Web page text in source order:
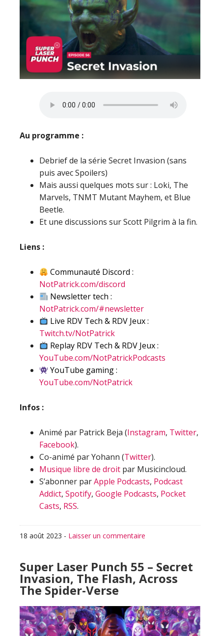
Au programme :
Debrief de la série Secret Invasion (sans
puis avec Spoilers)
Mais aussi quelques mots sur : Loki, The
Marvels, TNMT Mutant Mayhem, et Blue
Beetle.
Et une discussions sur Scott Pilgrim à la fin.
Liens :
Communauté Discord :
NotPatrick.com/discord
Newsletter tech :
NotPatrick.com/#newsletter
Live RDV Tech & RDV Jeux :
Twitch.tv/NotPatrick
Replay RDV Tech & RDV Jeux :
YouTube.com/NotPatrickPodcasts
YouTube gaming :
YouTube.com/NotPatrick
Infos :
Animé par Patrick Beja (Instagram, Twitter,
Facebook).
Co-animé par Yohann (Twitter).
Musique libre de droit par Musicincloud.
S’abonner parApple Podcasts, Podcast
Addict, Spotify, Google Podcasts, Pocket
Casts, RSS.
18 août 2023 - Laisser un commentaire
Super Laser Punch 55 – Secret
Invasion, The Flash, Across
The Spider-Verse